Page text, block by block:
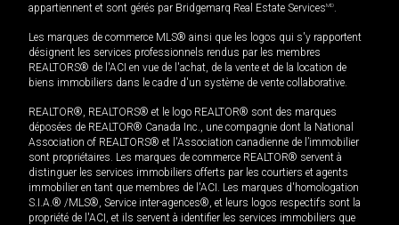
appartiennent et sont gérés par Bridgemarq Real Estate ServicesMD
Les marques de commerce MLS® ainsi que les logos qui s'y rapportent
désignent les services professionnels rendus par les membres
REALTORS® de l'ACI en vue de l'achat, de la vente et de la location de
biens immobiliers dans le cadre d'un système de vente collaborative.
REALTOR®, REALTORS® et le logo REALTOR® sont des marques
déposées de REALTOR® Canada Inc., une compagnie dont la National
Association of REALTORS® et l'Association canadienne de l’immobilier
sont propriétaires. Les marques de commerce REALTOR® servent à
distinguer les services immobiliers offerts par les courtiers et agents
immobilier en tant que membres de l'ACI. Les marques d'homologation
S.I.A.® /MLS®, Service inter-agences®, et leurs logos respectifs sont la
propriété de l'ACI, et ils servent à identifier les services immobiliers que